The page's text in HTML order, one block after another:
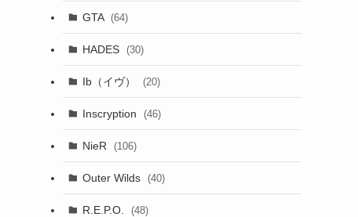
GTA (64)
HADES (30)
Ib（イヴ） (20)
Inscryption (46)
NieR (106)
Outer Wilds (40)
R.E.P.O. (48)